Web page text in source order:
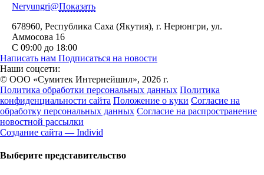
Neryungri@Показать
678960, Республика Саха (Якутия), г. Нерюнгри, ул.
Аммосова 16
С 09:00 до 18:00
Написать нам Подписаться на новости
Наши соцсети:
© ООО «Сумитек Интернейшнл», 2026 г.
Политика обработки персональных данных Политика
конфиденциальности сайта Положение о куки Согласие на
обработку персональных данных Согласие на распространение
новостной рассылки
Создание сайта — Individ
Выберите представительство